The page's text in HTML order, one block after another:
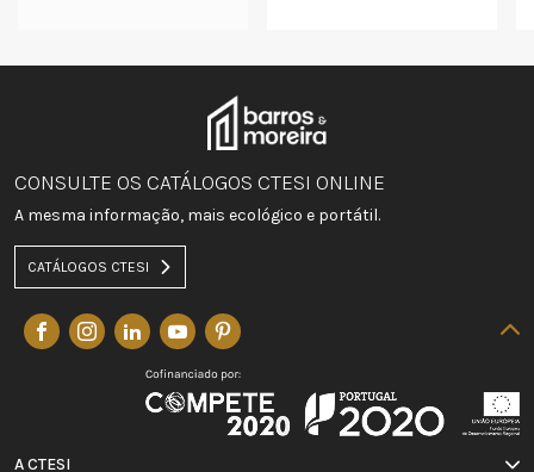
CONSULTE OS CATÁLOGOS CTESI ONLINE
A mesma informação, mais ecológico e portátil.
CATÁLOGOS CTESI
A CTESI